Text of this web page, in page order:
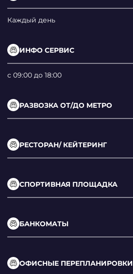
Каждый день
ИНФО СЕРВИС
с 09:00 до 18:00
РАЗВОЗКА ОТ/ДО МЕТРО
РЕСТОРАН/ КЕЙТЕРИНГ
СПОРТИВНАЯ ПЛОЩАДКА
БАНКОМАТЫ
ОФИСНЫЕ ПЕРЕПЛАНИРОВКИ